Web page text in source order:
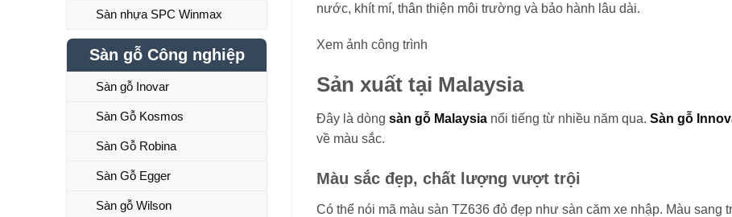
Sàn nhựa SPC Winmax
Sàn gỗ Công nghiệp
Sàn gỗ Inovar
Sàn Gỗ Kosmos
Sàn Gỗ Robina
Sàn Gỗ Egger
Sàn gỗ Wilson
nước, khít mí, thân thiện môi trường và bảo hành lâu dài.
Xem ảnh công trình
Sản xuất tại Malaysia
Đây là dòng sàn gỗ Malaysia nổi tiếng từ nhiều năm qua. Sàn gỗ
về màu sắc.
Màu sắc đẹp, chất lượng vượt trội
Có thể nói mã màu sàn TZ636 đỏ đẹp như sàn căm xe nhập. Màu